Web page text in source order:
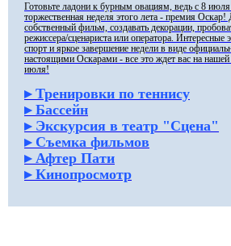
Готовьте ладони к бурным овациям, ведь с 8 июля
торжественная неделя этого лета - премия Оскар!
собственный фильм, создавать декорации,
режиссера/сценариста или оператора. Интересные
спорт и яркое завершение недели в виде
настоящими Оскарами - все это ждет вас на
июля!
▸ Тренировки по теннису
▸ Бассейн
▸ Экскурсия в театр "Сцена"
▸ Съемка фильмов
▸ Афтер Пати
▸ Кинопросмотр
как проходит
наш день